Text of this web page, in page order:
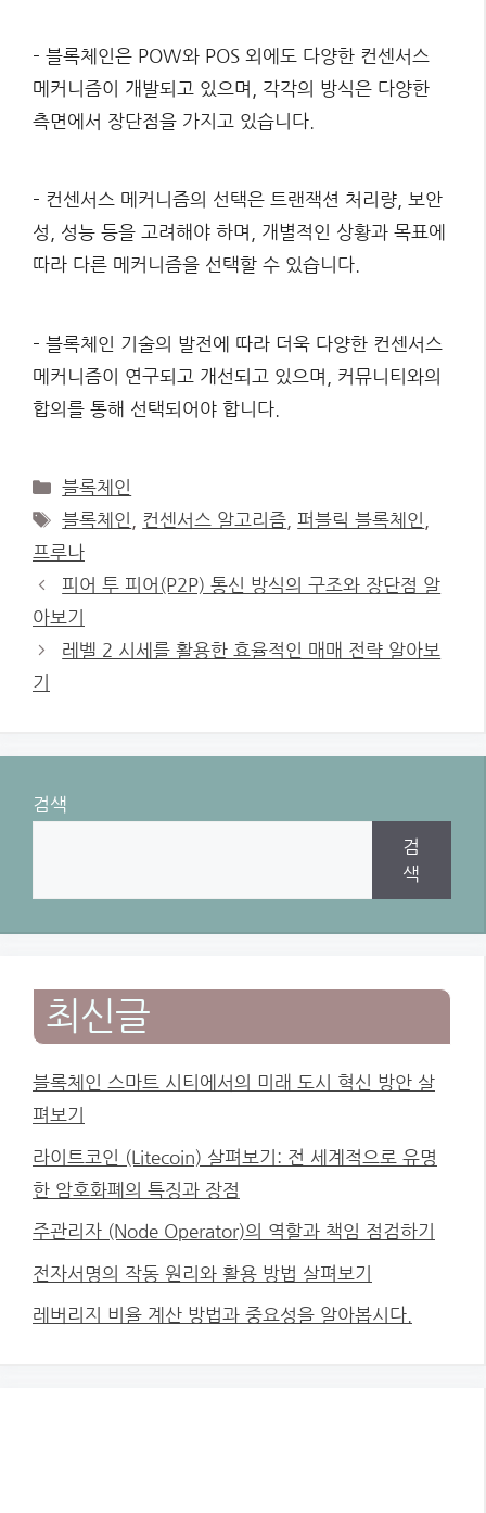
– 블록체인은 POW와 POS 외에도 다양한 컨센서스
메커니즘이 개발되고 있으며, 각각의 방식은 다양한
측면에서 장단점을 가지고 있습니다.
– 컨센서스 메커니즘의 선택은 트랜잭션 처리량, 보안
성, 성능 등을 고려해야 하며, 개별적인 상황과 목표에
따라 다른 메커니즘을 선택할 수 있습니다.
– 블록체인 기술의 발전에 따라 더욱 다양한 컨센서스
메커니즘이 연구되고 개선되고 있으며, 커뮤니티와의
합의를 통해 선택되어야 합니다.
Categories
블록체인
Tags
블록체인 컨센서스 알고리즘 ,퍼블릭 블록체인
프루나
피어 투 피어(P2P) 통신 방식의 구조와 장단점 알
아보기
레벨 2 시세를 활용한 효율적인 매매 전략 알아보
기
검색
검
색
최신글
블록체인 스마트 시티에서의 미래 도시 혁신 방안 살
펴보기
라이트코인 (Litecoin) 살펴보기: 전 세계적으로 유명
한 암호화폐의 특징과 장점
주관리자 (Node Operator)의 역할과 책임 점검하기
전자서명의 작동 원리와 활용 방법 살펴보기
레버리지 비율 계산 방법과 중요성을 알아봅시다.